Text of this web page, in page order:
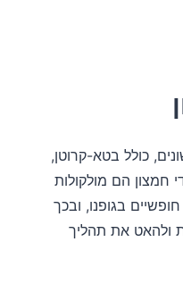
כולל בטא-קרוטן,
חמצון הם מולקולות
בגופנו, ובכך
ולהאט את תהליך